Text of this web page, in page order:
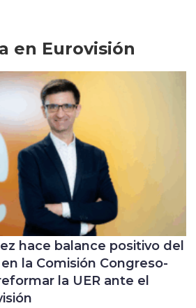
en Eurovisión
hace balance positivo del
la Comisión Congreso-
la UER ante el